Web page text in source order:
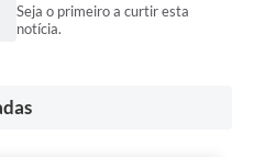
Seja o primeiro a curtir esta
notícia.